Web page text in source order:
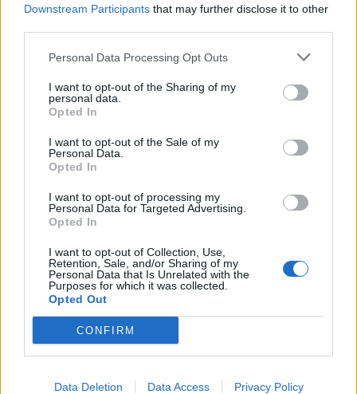
Downstream Participants that may further disclose it to other
Personal Data Processing Opt Outs
I want to opt-out of the Sharing of my
personal data.
Opted In
I want to opt-out of the Sale of my
Personal Data.
Opted In
I want to opt-out of processing my
Personal Data for Targeted Advertising.
Opted In
I want to opt-out of Collection, Use,
Retention, Sale, and/or Sharing of my
Personal Data that Is Unrelated with the
Purposes for which it was collected.
Opted Out
CONFIRM
Data Deletion Data Access Privacy Policy
ΤΕΛΕΥΤΑΙΕΣ ΕΙΔΗΣΕΙΣ
Συντάξεις Ιουνίου 2026: Τι θα ισχύσει; Πότε θα